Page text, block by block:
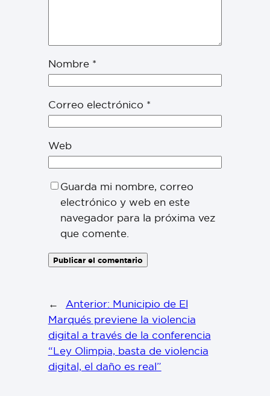
Nombre *
Correo electrónico *
Web
Guarda mi nombre, correo
electrónico y web en este
navegador para la próxima vez
que comente.
← Anterior: Municipio de El
Marqués previene la violencia
digital a través de la conferencia
“Ley Olimpia, basta de violencia
digital, el daño es real”